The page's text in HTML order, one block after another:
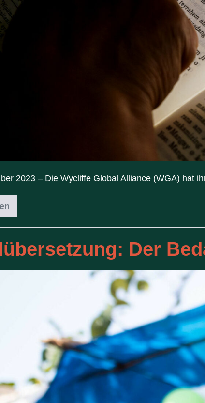
2023 – Die Wycliffe Global Alliance (WGA) hat
Der